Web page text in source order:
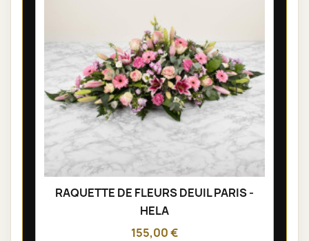
RAQUETTE DE FLEURS DEUIL PARIS -
HELA
155,00 €